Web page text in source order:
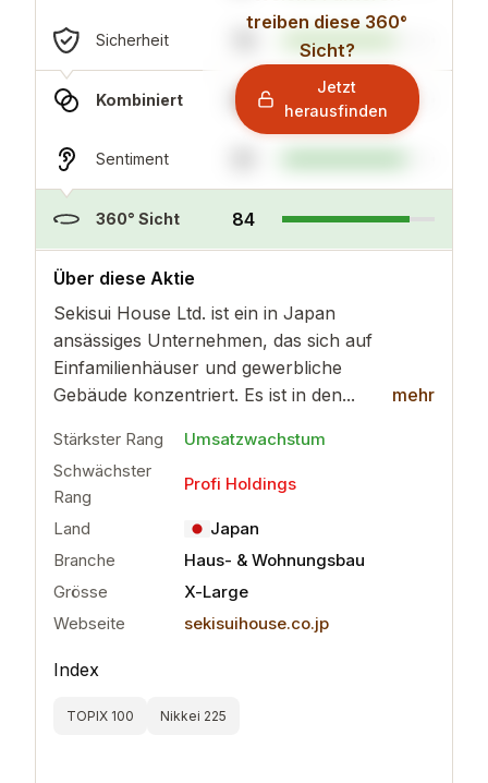
Sicherheit
Kombiniert 69
Sentiment
360° Sicht 84
treiben diese 360°
Sicht?
Jetzt
herausfinden
Über diese Aktie
Sekisui House Ltd. ist ein in Japan
ansässiges Unternehmen, das sich auf
Einfamilienhäuser und gewerbliche
Gebäude konzentriert. Es ist in den...
mehr
mehr
Stärkster Rang
Umsatzwachstum
Schwächster
Rang
Profi Holdings
Land
Japan
Branche
Haus- & Wohnungsbau
Grösse
X-Large
Webseite
sekisuihouse.co.jp
Index
TOPIX 100 Nikkei 225